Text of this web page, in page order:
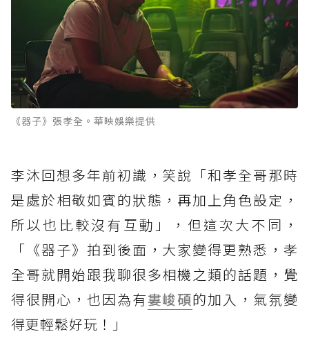
《器子》張孝全。華映娛樂提供
李沐回想多年前初識，笑說「和孝全哥那時
是處於相敬如賓的狀態，再加上角色設定，
所以也比較沒有互動」，但這次大不同，
「《器子》拍到後面，大家變得更熟悉，孝
全哥就開始跟我聊很多相機之類的話題，覺
得很開心，也因為有婁峻碩的加入，氣氛變
得更輕鬆好玩！」